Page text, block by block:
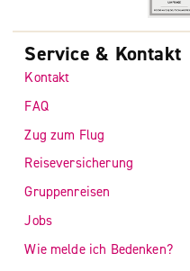
Service & Kontakt
Kontakt
FAQ
Zug zum Flug
Reiseversicherung
Gruppenreisen
Jobs
Wie melde ich Bedenken?